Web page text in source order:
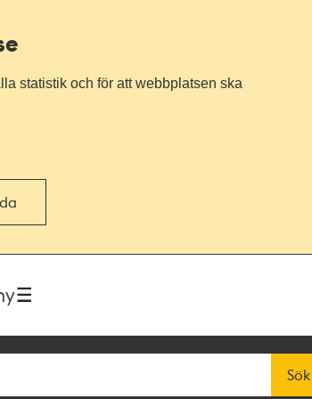
statistik och för att webbplatsen ska
Sök